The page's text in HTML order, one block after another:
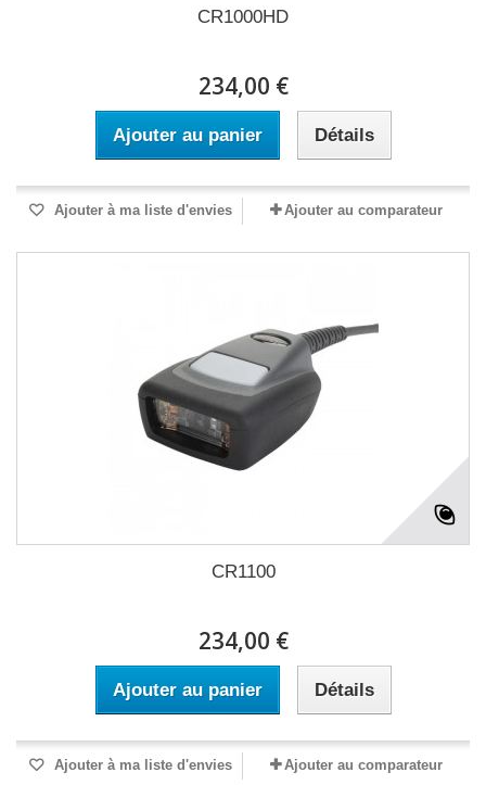
CR1000HD
234,00 €
Ajouter au panier Détails
Ajouter à ma liste d'envies Ajouter au comparateur
CR1100
234,00 €
Ajouter au panier Détails
Ajouter à ma liste d'envies Ajouter au comparateur